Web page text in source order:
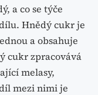
a co se týče
Hnědý cukr je
a obsahuje
cukr zpracovává
melasy,
mezi nimi je